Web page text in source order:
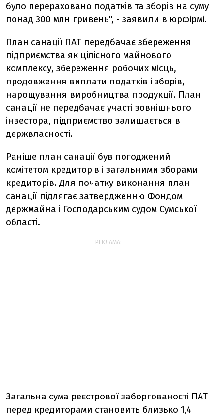
було перераховано податків та зборів на суму
понад 300 млн гривень", - заявили в юрфірмі.
План санації ПАТ передбачає збереження
підприємства як цілісного майнового
комплексу, збереження робочих місць,
продовження виплати податків і зборів,
нарощування виробництва продукції. План
санації не передбачає участі зовнішнього
інвестора, підприємство залишається в
держвласності.
Раніше план санації був погоджений
комітетом кредиторів і загальними зборами
кредиторів. Для початку виконання план
санації підлягає затвердженню Фондом
держмайна і Господарським судом Сумської
області.
РЕКЛАМА:
Загальна сума реєстрової заборгованості ПАТ
перед кредиторами становить близько 1,4